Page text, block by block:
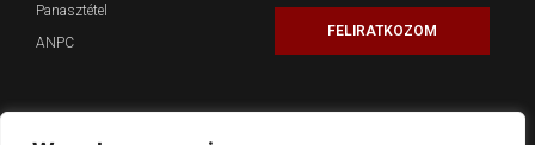
Panasztétel
ANPC
FELIRATKOZOM